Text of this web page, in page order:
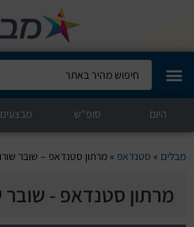
מבלים קלאב
הופעות היום
סטנדאפ
היום סופ"ש מבצעים
מבלים » סטנדאפ »מרתון סטנדאפ – שובר
מרתון סטנדאפ - שובר